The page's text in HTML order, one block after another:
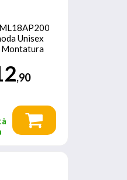
ML18AP200
Unisex
,90